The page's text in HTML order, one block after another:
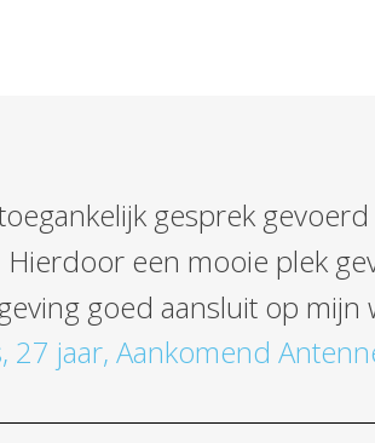
gesprek
Hierdoor een mooie plek
goed aansluit op mijn
27 jaar, Aankomend